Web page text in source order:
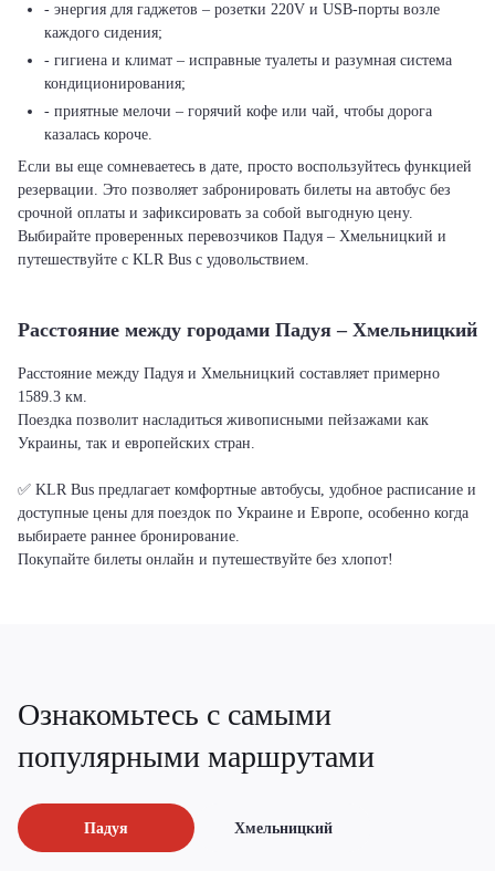
- энергия для гаджетов – розетки 220V и USB-порты возле
каждого сидения;
- гигиена и климат – исправные туалеты и разумная система
кондиционирования;
- приятные мелочи – горячий кофе или чай, чтобы дорога
казалась короче.
Если вы еще сомневаетесь в дате, просто воспользуйтесь функцией
резервации. Это позволяет забронировать билеты на автобус без
срочной оплаты и зафиксировать за собой выгодную цену.
Выбирайте проверенных перевозчиков Падуя – Хмельницкий и
путешествуйте с KLR Bus с удовольствием.
Расстояние между городами Падуя – Хмельницкий
Расстояние между Падуя и Хмельницкий составляет примерно
1589.3 км.
Поездка позволит насладиться живописными пейзажами как
Украины, так и европейских стран.
✅ KLR Bus предлагает комфортные автобусы, удобное расписание и
доступные цены для поездок по Украине и Европе, особенно когда
выбираете раннее бронирование.
Покупайте билеты онлайн и путешествуйте без хлопот!
Ознакомьтесь с самыми
популярными маршрутами
Падуя Хмельницкий